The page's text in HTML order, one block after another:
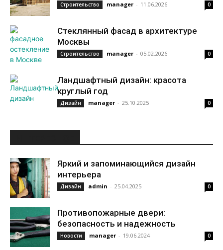
Строительство manager - 11.06.2026 0
Стеклянный фасад в архитектуре
Москвы
Строительство manager - 05.02.2026 0
Ландшафтный дизайн: красота
круглый год
Дизайн manager - 25.10.2025 0
Яркий и запоминающийся дизайн
интерьера
Дизайн admin - 25.04.2025 0
Противопожарные двери:
безопасность и надежность
Новости manager - 19.06.2024 0